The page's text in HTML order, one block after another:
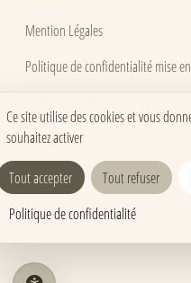
Mention Légales
Politique de confidentialité mise
Accessibilité
Carnets pour événements
Carnets pros & formations
Ce site utilise des cookies et vous
souhaitez activer
Tout accepter Tout refuser
Politique de confidentialité